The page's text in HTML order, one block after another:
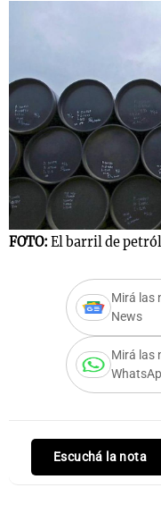
FOTO: El barril de
Mirá las
News
Mirá las
Escuchá la nota